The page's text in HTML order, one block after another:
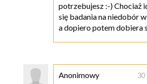
potrzebujesz :-) Chociaż
się badania na niedobór
a dopiero potem dobiera
Anonimowy 30